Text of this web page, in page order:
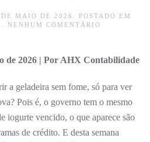
MAIO DE 2026
. POSTADO EM
NENHUM COMENTÁRIO
A
NÃO
QUER
QUE
ESQUEÇA
OUTRAS
de 2026 | Por AHX Contabilidade
a geladeira sem fome, só para ver
Pois é, o governo tem o mesmo
iogurte vencido, o que aparece são
de crédito. E desta semana